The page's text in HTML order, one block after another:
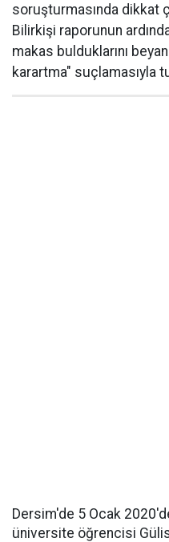
soruşturmasında dikkat
Bilirkişi raporunun
makas bulduklarını
karartma" suçlamasıyla
Dersim'de 5 Ocak
üniversite öğrencisi